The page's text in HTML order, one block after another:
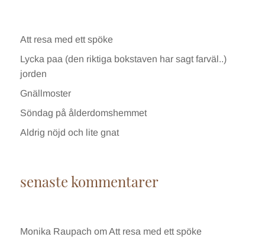
Att resa med ett spöke
Lycka paa (den riktiga bokstaven har sagt farväl..)
jorden
Gnällmoster
Söndag på ålderdomshemmet
Aldrig nöjd och lite gnat
senaste kommentarer
Monika Raupach omAtt resa med ett spöke